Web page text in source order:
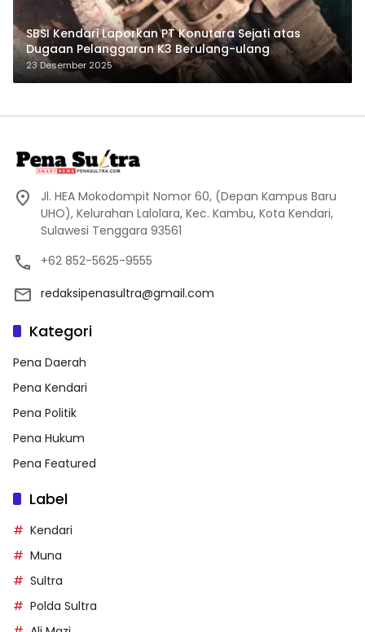
SBSI Kendari Laporkan PT Konutara Sejati atas
Dugaan Pelanggaran K3 Berulang-ulang
23 Desember 2025
Jl. HEA Mokodompit Nomor 60, (Depan Kampus Baru
UHO), Kelurahan Lalolara, Kec. Kambu, Kota Kendari,
Sulawesi Tenggara 93561
+62 852-5625-9555
redaksipenasultra@gmail.com
Kategori
Pena Daerah
Pena Kendari
Pena Politik
Pena Hukum
Pena Featured
Label
Kendari
Muna
Sultra
Polda Sultra